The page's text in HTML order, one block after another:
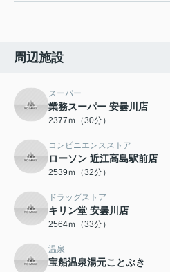
周辺施設
スーパー
業務スーパー 安曇川店
2377ｍ（30分）
コンビニエンスストア
ローソン 近江高島駅前店
2539ｍ（32分）
ドラッグストア
キリン堂 安曇川店
2564ｍ（33分）
温泉
宝船温泉湯元ことぶき